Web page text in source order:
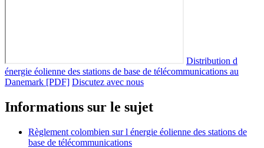
Distribution d
énergie éolienne des stations de base de télécommunications au
Danemark [PDF] Discutez avec nous
Informations sur le sujet
Règlement colombien sur l énergie éolienne des stations de
base de télécommunications